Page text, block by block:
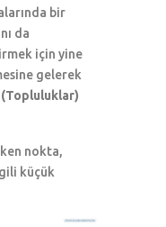
bir
da
için yine
gelerek
nokta,
küçük